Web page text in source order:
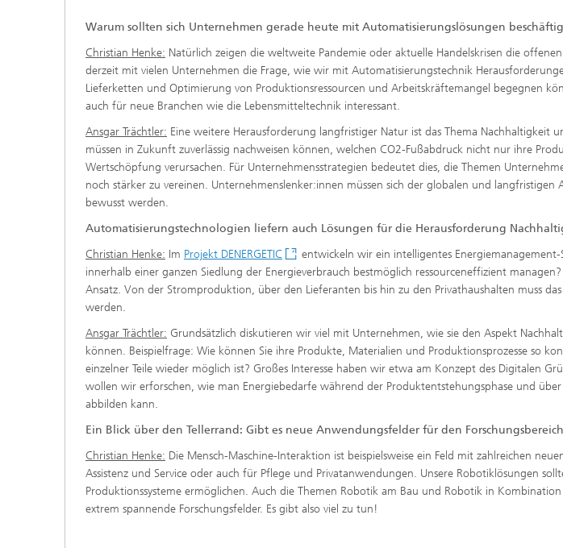
Warum sollten sich Unternehmen gerade heute mit Automatisierungslösungen
Christian Henke: Natürlich zeigen die weltweite Pandemie oder aktuelle Handelskrisen die
derzeit mit vielen Unternehmen die Frage, wie wir mit Automatisierungstechnik
Lieferketten und Optimierung von Produktionsressourcen und Arbeitskräftemangel begegnen
auch für neue Branchen wie die Lebensmitteltechnik interessant.
Ansgar Trächtler: Eine weitere Herausforderung langfristiger Natur ist das Thema Nachhaltigkeit
müssen in Zukunft zuverlässig nachweisen können, welchen CO2-Fußabdruck nicht nur ihre
Wertschöpfung verursachen. Für Unternehmensstrategien bedeutet dies, die Themen
noch stärker zu vereinen. Unternehmenslenker:innen müssen sich der globalen und langfristigen
bewusst werden.
Automatisierungstechnologien liefern auch Lösungen für die Herausforderung
Christian Henke: Im Projekt DENERGETIC
entwickeln wir ein intelligentes
innerhalb einer ganzen Siedlung der Energieverbrauch bestmöglich ressourceneffizient
Ansatz. Von der Stromproduktion, über den Lieferanten bis hin zu den Privathaushalten muss das
werden.
Ansgar Trächtler: Grundsätzlich diskutieren wir viel mit Unternehmen, wie sie den Aspekt
können. Beispielfrage: Wie können Sie ihre Produkte, Materialien und Produktionsprozesse so
einzelner Teile wieder möglich ist? Großes Interesse haben wir etwa am Konzept des Digitalen
wollen wir erforschen, wie man Energiebedarfe während der Produktentstehungsphase und
abbilden kann.
Ein Blick über den Tellerrand: Gibt es neue Anwendungsfelder für den
Christian Henke: Die Mensch-Maschine-Interaktion ist beispielsweise ein Feld mit zahlreichen
Assistenz und Service oder auch für Pflege und Privatanwendungen. Unsere Robotiklösungen
Produktionssysteme ermöglichen. Auch die Themen Robotik am Bau und Robotik in
extrem spannende Forschungsfelder. Es gibt also viel zu tun!